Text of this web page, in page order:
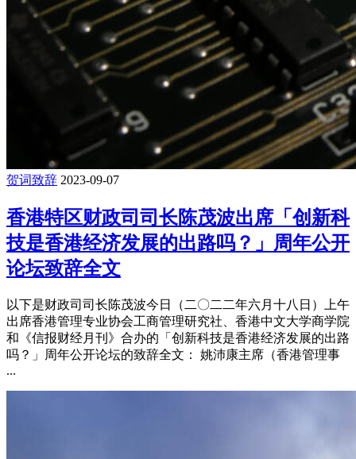
贺词致辞 2023-09-07
香港特区财政司司长陈茂波出席「创新科
技是香港经济发展的出路吗？」周年公开
论坛致辞全文
以下是财政司司长陈茂波今日（二〇二二年六月十八日）上午
出席香港管理专业协会工商管理研究社、香港中文大学商学院
和《信报财经月刊》合办的「创新科技是香港经济发展的出路
吗？」周年公开论坛的致辞全文： 姚沛康主席（香港管理事
...